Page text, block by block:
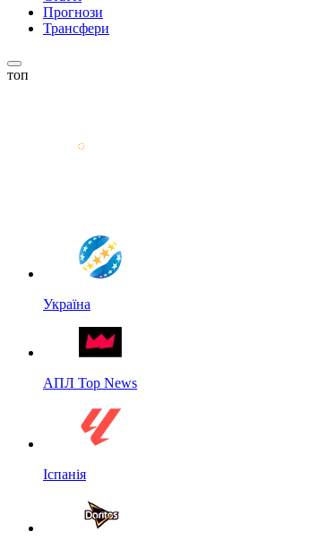
Прогнози
Трансфери
топ
Україна
АПЛ Top News
Іспанія